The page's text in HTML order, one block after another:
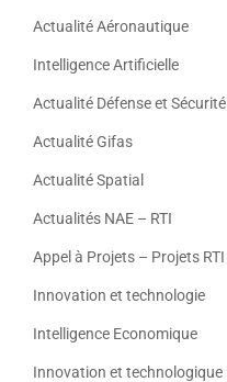
Actualité Aéronautique
Intelligence Artificielle
Actualité Défense et Sécurité
Actualité Gifas
Actualité Spatial
Actualités NAE – RTI
Appel à Projets – Projets RTI
Innovation et technologie
Intelligence Economique
Innovation et technologique